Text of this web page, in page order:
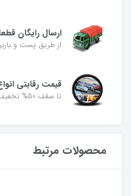
ارسال رایگان
از طریق پست و
قیمت رقابتی
تا سقف 50% تخفیف
محصولات مرتبط